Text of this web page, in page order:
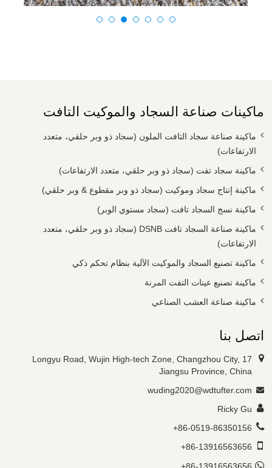
ماكينات صناعة السجاد والموكيت التافت
ماكينة صناعة سجاد التافت الملون (سجاد ذو وبر حلقي، متعدد
الارتفاعات)
ماكينة سجاد تفت (سجاد ذو وبر حلقي، متعدد الارتفاعات)
ماكينة إنتاج سجاد وموكيت (سجاد ذو وبر مقطوع & وبر حلقي)
ماكينة نسج السجاد تافت (سجاد مستوي الوبر)
ماكينة صناعة السجاد تافت DSNB (سجاد ذو وبر حلقي، متعدد
الارتفاعات)
ماكينة تصنيع السجاد والموكيت الآلية بنظام تحكم ذكي
ماكينة تصنيع عينات التفت المرنة
ماكينة صناعة العشب الصناعي
اتصل بنا
17 Longyu Road, Wujin High-tech Zone, Changzhou City,
Jiangsu Province, China
wuding2020@wdtufter.com
Ricky Gu
+86-0519-86350156
+86-13916563656
+86-13916563656